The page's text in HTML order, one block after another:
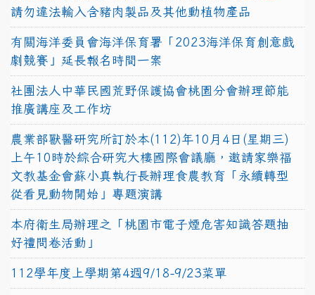
請勿違法輸入含豬肉製品及其他動植物產品
有關海洋委員會海洋保育署「2023海洋保育創意戲
劇競賽」延長報名時間一案
社團法人中華民國荒野保護協會桃園分會辦理節能
推廣講座及工作坊
農業部獸醫研究所訂於本(112)年10月4日(星期三)
上午10時於綜合研究大樓國際會議廳，邀請家樂福
文教基金會蘇小真執行長辦理食農教育「永續轉型
從看見動物開始」專題演講
本府衛生局辦理之「桃園市電子煙危害知識答題抽
好禮問卷活動」
112學年度上學期第4週9/18-9/23菜單